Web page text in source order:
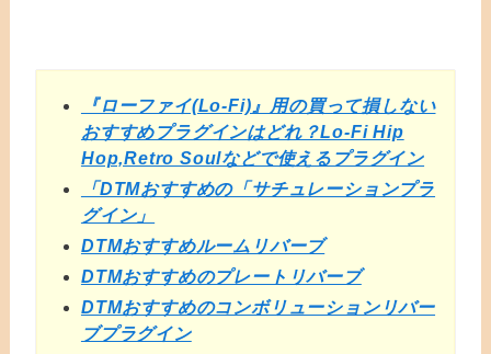
『ローファイ(Lo-Fi)』用の買って損しない
おすすめプラグインはどれ？Lo-Fi Hip
Hop,Retro Soulなどで使えるプラグイン
「DTMおすすめの「サチュレーションプラ
グイン」
DTMおすすめルームリバーブ
DTMおすすめのプレートリバーブ
DTMおすすめのコンボリューションリバー
ブプラグイン